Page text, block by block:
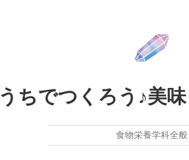
うちでつくろう♪美
食物栄養学科全般